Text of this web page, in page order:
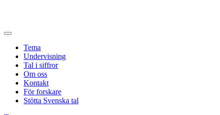
Tema
Undervisning
Tal i siffror
Om oss
Kontakt
För forskare
Stötta Svenska tal